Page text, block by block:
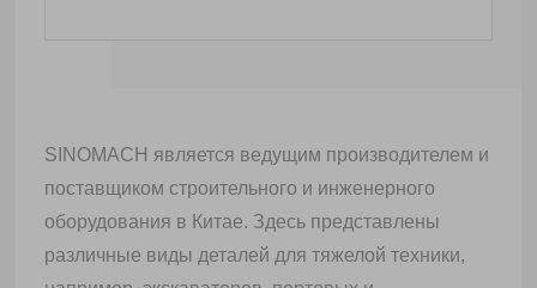
SINOMACH является ведущим производителем и
поставщиком строительного и инженерного
оборудования в Китае. Здесь представлены
различные виды деталей для тяжелой техники,